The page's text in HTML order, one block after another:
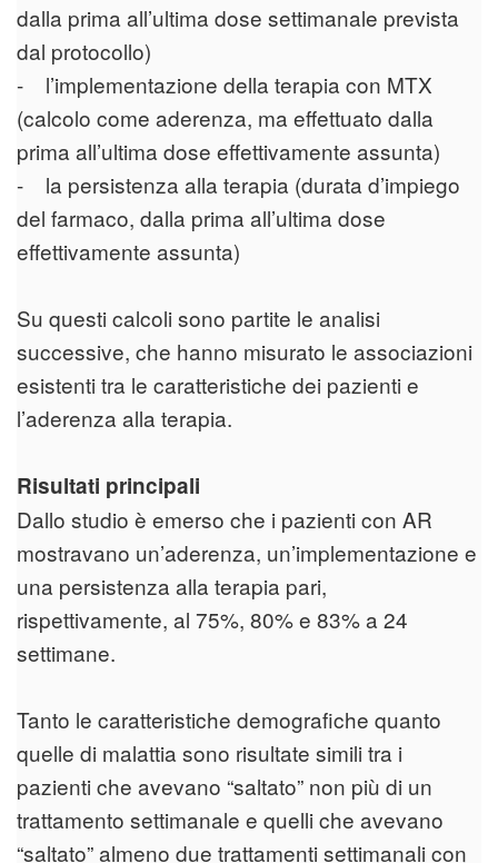
dalla prima all’ultima dose settimanale prevista
dal protocollo)
- l’implementazione della terapia con MTX
(calcolo come aderenza, ma effettuato dalla
prima all’ultima dose effettivamente assunta)
- la persistenza alla terapia (durata d’impiego
del farmaco, dalla prima all’ultima dose
effettivamente assunta)
Su questi calcoli sono partite le analisi
successive, che hanno misurato le associazioni
esistenti tra le caratteristiche dei pazienti e
l’aderenza alla terapia.
Risultati principali
Dallo studio è emerso che i pazienti con AR
mostravano un’aderenza, un’implementazione e
una persistenza alla terapia pari,
rispettivamente, al 75%, 80% e 83% a 24
settimane.
Tanto le caratteristiche demografiche quanto
quelle di malattia sono risultate simili tra i
pazienti che avevano “saltato” non più di un
trattamento settimanale e quelli che avevano
“saltato” almeno due trattamenti settimanali con